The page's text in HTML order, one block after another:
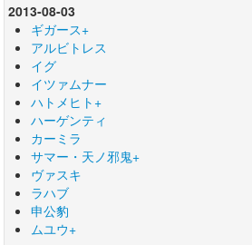
2013-08-03
ギガース+
アルビトレス
イグ
イツァムナー
ハトメヒト+
ハーゲンティ
カーミラ
サマー・天ノ邪鬼+
ヴァスキ
ラハブ
申公豹
ムユウ+